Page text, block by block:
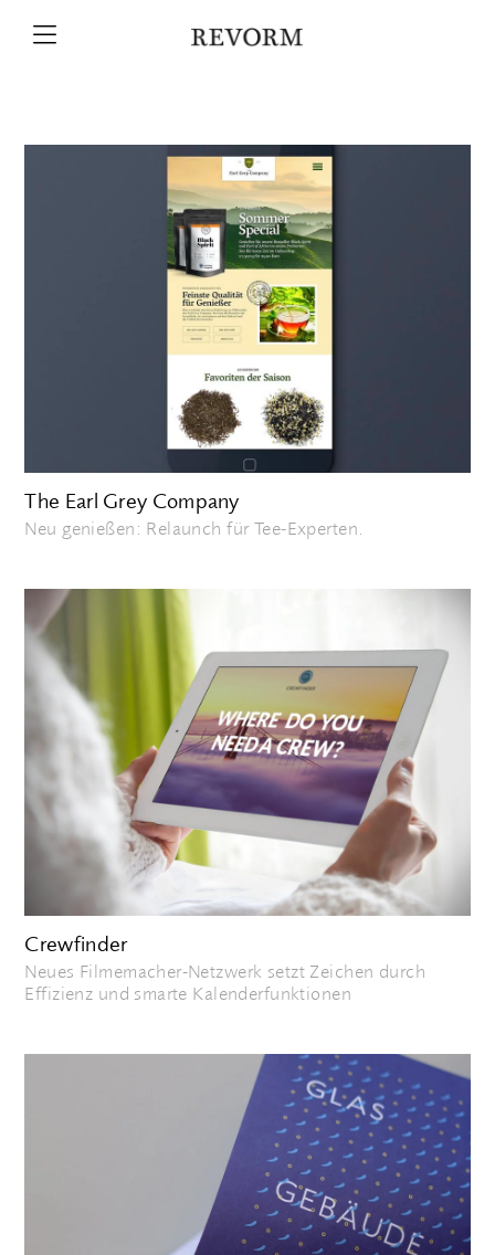
The Earl Grey Company
Neu genießen: Relaunch für Tee-Experten.
Crewfinder
Neues Filmemacher-Netzwerk setzt Zeichen durch
Effizienz und smarte Kalenderfunktionen